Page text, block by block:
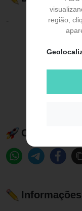
região,
-
Compartilhe